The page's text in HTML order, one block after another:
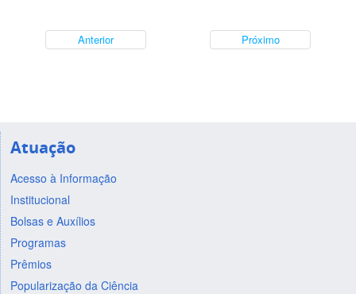
Anterior Próximo
Atuação
Acesso à Informação
Institucional
Bolsas e Auxílios
Programas
Prêmios
Popularização da Ciência